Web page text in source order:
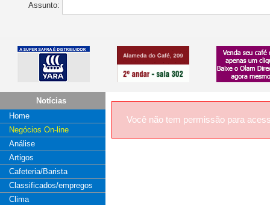
Assunto:
Notícias
Home
Negócios On-line
Análise
Artigos
Cafeteria/Barista
Classificados/empregos
Clima
Você não tem permissão para